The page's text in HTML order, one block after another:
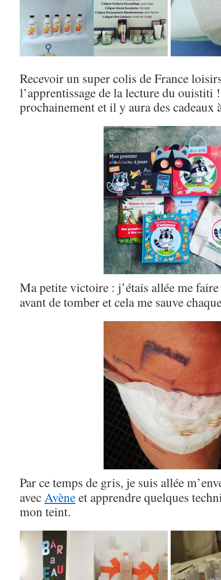
Recevoir un super colis de France
l’apprentissage de la lecture du ouistiti
prochainement et il y aura des cadeaux
Ma petite victoire : j’étais allée me
avant de tomber et cela me sauve
Par ce temps de gris, je suis allée
avecAvèneet apprendre quelques
mon teint.